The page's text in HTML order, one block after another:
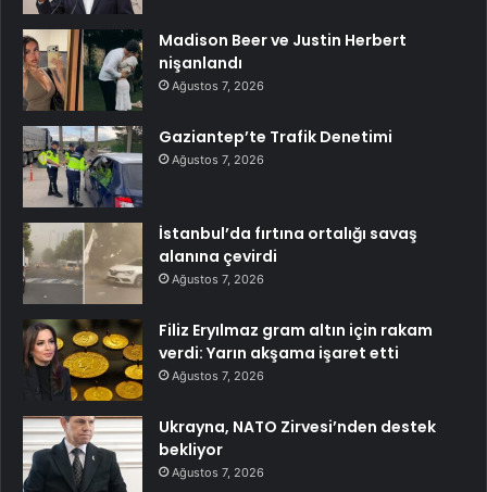
Madison Beer ve Justin Herbert
nişanlandı
Ağustos 7, 2026
Gaziantep’te Trafik Denetimi
Ağustos 7, 2026
İstanbul’da fırtına ortalığı savaş
alanına çevirdi
Ağustos 7, 2026
Filiz Eryılmaz gram altın için rakam
verdi: Yarın akşama işaret etti
Ağustos 7, 2026
Ukrayna, NATO Zirvesi’nden destek
bekliyor
Ağustos 7, 2026